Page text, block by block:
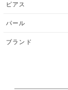
ピアス
パール
ブランド